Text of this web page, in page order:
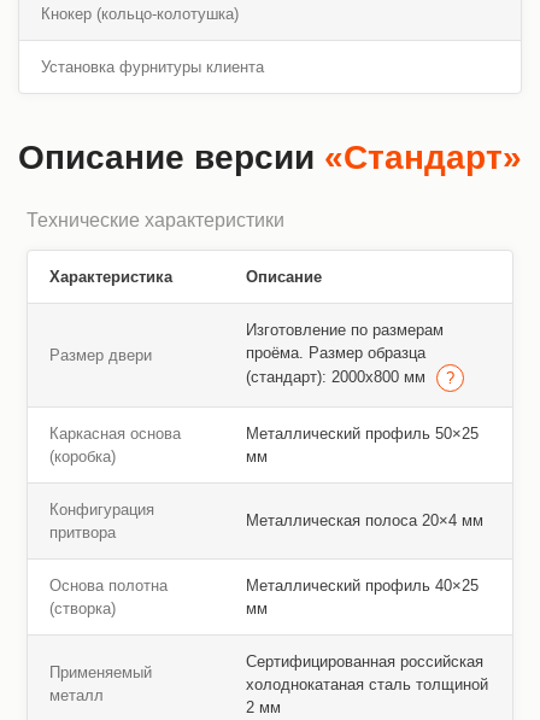
Кнокер (кольцо-колотушка)
Установка фурнитуры клиента
Описание версии «Стандарт»
Технические характеристики
Характеристика Описание
Размер двери
Изготовление по размерам
проёма. Размер образца
(стандарт): 2000х800 мм
Каркасная основа
(коробка)
Металлический профиль 50×25
мм
Конфигурация
притвора
Металлическая полоса 20×4 мм
Основа полотна
(створка)
Металлический профиль 40×25
мм
Применяемый
металл
Сертифицированная российская
холоднокатаная сталь толщиной
2 мм